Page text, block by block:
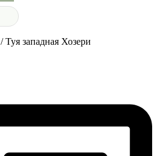
/ Туя западная Хозери